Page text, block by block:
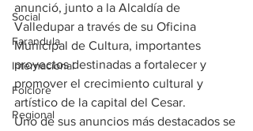
Social
Farandula
Internacional
Folclore
Regional
anunció, junto a la Alcaldía de
Valledupar a través de su Oficina
Municipal de Cultura, importantes
proyectos destinadas a fortalecer y
promover el crecimiento cultural y
artístico de la capital del Cesar.
Uno de sus anuncios más destacados se